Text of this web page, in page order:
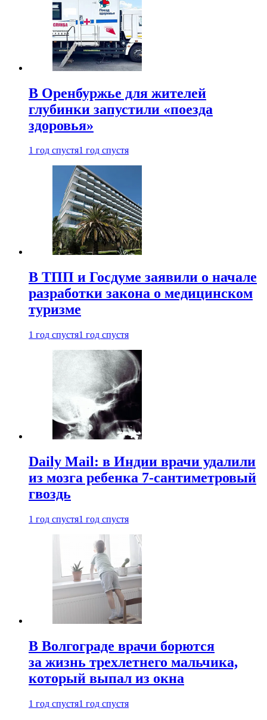
В Оренбуржье для жителей
глубинки запустили «поезда
здоровья»
1 год спустя1 год спустя
В ТПП и Госдуме заявили о начале
разработки закона о медицинском
туризме
1 год спустя1 год спустя
Daily Mail: в Индии врачи удалили
из мозга ребенка 7-сантиметровый
гвоздь
1 год спустя1 год спустя
В Волгограде врачи борются
за жизнь трехлетнего мальчика,
который выпал из окна
1 год спустя1 год спустя